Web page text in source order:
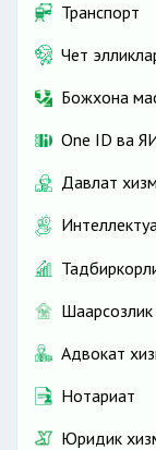
Транспорт
Чет
Божхона
One ID ва
Давлат
Адвокат
Нотариат
Юридик